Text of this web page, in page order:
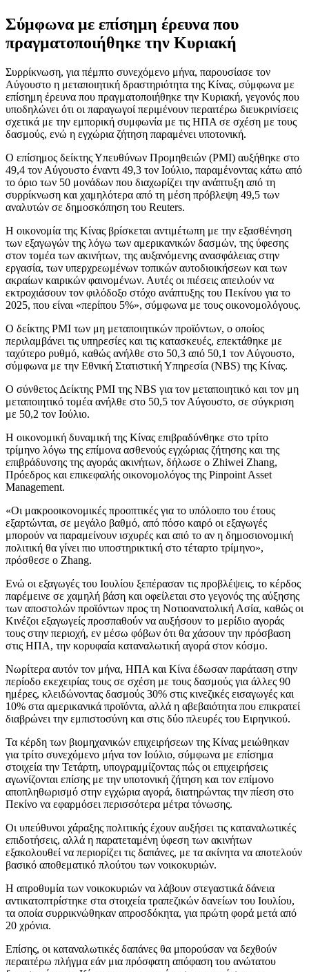
Σύμφωνα με επίσημη έρευνα που
πραγματοποιήθηκε την Κυριακή
Συρρίκνωση, για πέμπτο συνεχόμενο μήνα, παρουσίασε τον
Αύγουστο η μεταποιητική δραστηριότητα της Κίνας, σύμφωνα με
επίσημη έρευνα που πραγματοποιήθηκε την Κυριακή, γεγονός που
υποδηλώνει ότι οι παραγωγοί περιμένουν περαιτέρω διευκρινίσεις
σχετικά με την εμπορική συμφωνία με τις ΗΠΑ σε σχέση με τους
δασμούς, ενώ η εγχώρια ζήτηση παραμένει υποτονική.
Ο επίσημος δείκτης Υπευθύνων Προμηθειών (PMI) αυξήθηκε στο
49,4 τον Αύγουστο έναντι 49,3 τον Ιούλιο, παραμένοντας κάτω από
το όριο των 50 μονάδων που διαχωρίζει την ανάπτυξη από τη
συρρίκνωση και χαμηλότερα από τη μέση πρόβλεψη 49,5 των
αναλυτών σε δημοσκόπηση του Reuters.
Η οικονομία της Κίνας βρίσκεται αντιμέτωπη με την εξασθένηση
των εξαγωγών της λόγω των αμερικανικών δασμών, της ύφεσης
στον τομέα των ακινήτων, της αυξανόμενης ανασφάλειας στην
εργασία, των υπερχρεωμένων τοπικών αυτοδιοικήσεων και των
ακραίων καιρικών φαινομένων. Αυτές οι πιέσεις απειλούν να
εκτροχιάσουν τον φιλόδοξο στόχο ανάπτυξης του Πεκίνου για το
2025, που είναι «περίπου 5%», σύμφωνα με τους οικονομολόγους.
Ο δείκτης PMI των μη μεταποιητικών προϊόντων, ο οποίος
περιλαμβάνει τις υπηρεσίες και τις κατασκευές, επεκτάθηκε με
ταχύτερο ρυθμό, καθώς ανήλθε στο 50,3 από 50,1 τον Αύγουστο,
σύμφωνα με την Εθνική Στατιστική Υπηρεσία (NBS) της Κίνας.
Ο σύνθετος Δείκτης PMI της NBS για τον μεταποιητικό και τον μη
μεταποιητικό τομέα ανήλθε στο 50,5 τον Αύγουστο, σε σύγκριση
με 50,2 τον Ιούλιο.
Η οικονομική δυναμική της Κίνας επιβραδύνθηκε στο τρίτο
τρίμηνο λόγω της επίμονα ασθενούς εγχώριας ζήτησης και της
επιβράδυνσης της αγοράς ακινήτων, δήλωσε ο Zhiwei Zhang,
Πρόεδρος και επικεφαλής οικονομολόγος της Pinpoint Asset
Management.
«Οι μακροοικονομικές προοπτικές για το υπόλοιπο του έτους
εξαρτώνται, σε μεγάλο βαθμό, από πόσο καιρό οι εξαγωγές
μπορούν να παραμείνουν ισχυρές και από το αν η δημοσιονομική
πολιτική θα γίνει πιο υποστηρικτική στο τέταρτο τρίμηνο»,
πρόσθεσε ο Zhang.
Ενώ οι εξαγωγές του Ιουλίου ξεπέρασαν τις προβλέψεις, το κέρδος
παρέμεινε σε χαμηλή βάση και οφείλεται στο γεγονός της αύξησης
των αποστολών προϊόντων προς τη Νοτιοανατολική Ασία, καθώς οι
Κινέζοι εξαγωγείς προσπαθούν να αυξήσουν το μερίδιο αγοράς
τους στην περιοχή, εν μέσω φόβων ότι θα χάσουν την πρόσβαση
στις ΗΠΑ, την κορυφαία καταναλωτική αγορά στον κόσμο.
Νωρίτερα αυτόν τον μήνα, ΗΠΑ και Κίνα έδωσαν παράταση στην
περίοδο εκεχειρίας τους σε σχέση με τους δασμούς για άλλες 90
ημέρες, κλειδώνοντας δασμούς 30% στις κινεζικές εισαγωγές και
10% στα αμερικανικά προϊόντα, αλλά η αβεβαιότητα που επικρατεί
διαβρώνει την εμπιστοσύνη και στις δύο πλευρές του Ειρηνικού.
Τα κέρδη των βιομηχανικών επιχειρήσεων της Κίνας μειώθηκαν
για τρίτο συνεχόμενο μήνα τον Ιούλιο, σύμφωνα με επίσημα
στοιχεία την Τετάρτη, υπογραμμίζοντας πώς οι επιχειρήσεις
αγωνίζονται επίσης με την υποτονική ζήτηση και τον επίμονο
αποπληθωρισμό στην εγχώρια αγορά, διατηρώντας την πίεση στο
Πεκίνο να εφαρμόσει περισσότερα μέτρα τόνωσης.
Οι υπεύθυνοι χάραξης πολιτικής έχουν αυξήσει τις καταναλωτικές
επιδοτήσεις, αλλά η παρατεταμένη ύφεση των ακινήτων
εξακολουθεί να περιορίζει τις δαπάνες, με τα ακίνητα να αποτελούν
βασικό αποθεματικό πλούτου των νοικοκυριών.
Η απροθυμία των νοικοκυριών να λάβουν στεγαστικά δάνεια
αντικατοπτρίστηκε στα στοιχεία τραπεζικών δανείων του Ιουλίου,
τα οποία συρρικνώθηκαν απροσδόκητα, για πρώτη φορά μετά από
20 χρόνια.
Επίσης, οι καταναλωτικές δαπάνες θα μπορούσαν να δεχθούν
περαιτέρω πλήγμα εάν μια πρόσφατη απόφαση του ανώτατου